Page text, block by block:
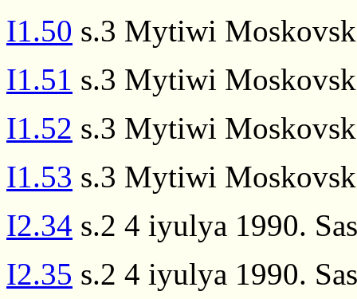
I1.50 s.3 Mytiwi
I1.51 s.3 Mytiwi
I1.52 s.3 Mytiwi
I1.53 s.3 Mytiwi
I2.34 s.2 4 iyulya 1990.
I2.35 s.2 4 iyulya 1990.